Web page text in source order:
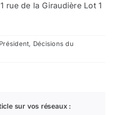
rue de la Giraudière Lot 1
, Décisions du
sur vos réseaux :